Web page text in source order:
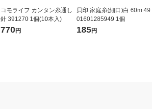
コモライフ カンタン糸通し
針 391270 1個(10本入)
770円
貝印 家庭糸(細口)白 60m 49
01601285949 1個
185円